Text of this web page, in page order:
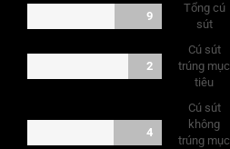
9
Tổng cú
sút
2
Cú sút
trúng mục
tiêu
4
Cú sút
không
trúng mục